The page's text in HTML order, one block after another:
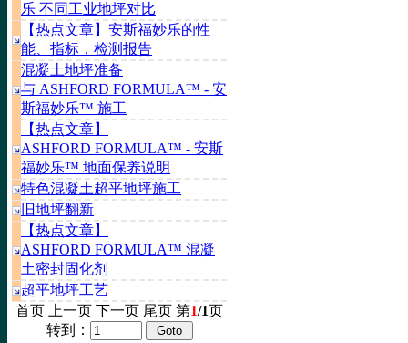
乐 不同工业地坪对比
【热点文章】安斯福妙乐的性
能、指标，检测报告
混凝土地坪准备
与 ASHFORD FORMULA™ - 安
斯福妙乐™ 施工
【热点文章】
ASHFORD FORMULA™ - 安斯
福妙乐™ 地面保养说明
特色混凝土超平地坪施工
旧地坪翻新
【热点文章】
ASHFORD FORMULA™ 混凝
土密封固化剂
超平地坪工艺
首页 上一页 下一页 尾页 第1/1页
转到：